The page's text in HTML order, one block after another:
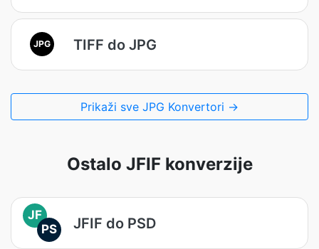
JPG TIFF do JPG
Prikaži sve JPG Konvertori →
Ostalo JFIF konverzije
JF
PS
JFIF do PSD